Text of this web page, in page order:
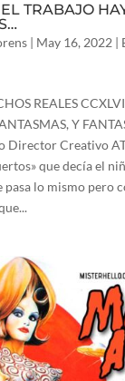
TRABAJO
| May 16, 2022 |
REALES
Y
Director Creativo
que decía el
pasa lo mismo pero